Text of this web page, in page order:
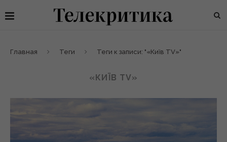
Главная Теги Теги к записи: "«Київ TV»"
«КИЇВ TV»